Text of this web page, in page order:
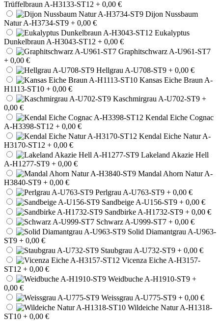
Trüffelbraun A-H3133-ST12 + 0,00 €
Dijon Nussbaum
Natur A-H3734-ST9 + 0,00 €
Eukalyptus
Dunkelbraun A-H3043-ST12 + 0,00 €
Graphitschwarz A-U961-ST7
+ 0,00 €
Hellgrau A-U708-ST9 + 0,00 €
Kansas Eiche Braun A-
H1113-ST10 + 0,00 €
Kaschmirgrau A-U702-ST9 +
0,00 €
Kendal Eiche Cognac
A-H3398-ST12 + 0,00 €
Kendal Eiche Natur A-
H3170-ST12 + 0,00 €
Lakeland Akazie Hell
A-H1277-ST9 + 0,00 €
Mandal Ahorn Natur A-
H3840-ST9 + 0,00 €
Perlgrau A-U763-ST9 + 0,00 €
Sandbeige A-U156-ST9 + 0,00 €
Sandbirke A-H1732-ST9 + 0,00 €
Schwarz A-U999-ST7 + 0,00 €
Solid Diamantgrau A-U963-
ST9 + 0,00 €
Staubgrau A-U732-ST9 + 0,00 €
Vicenza Eiche A-H3157-
ST12 + 0,00 €
Weidbuche A-H1910-ST9 +
0,00 €
Weissgrau A-U775-ST9 + 0,00 €
Wildeiche Natur A-H1318-
ST10 + 0,00 €